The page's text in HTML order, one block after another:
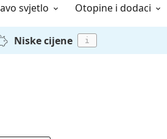
svjetlo Otopine i dodaci
Niske cijene i